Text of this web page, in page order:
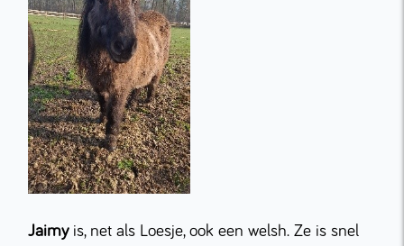
Jaimy is, net als Loesje, ook een welsh. Ze is snel